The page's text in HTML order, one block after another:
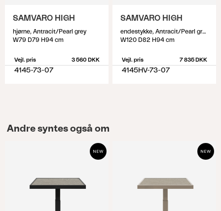
SAMVARO HIGH
hjørne, Antracit/Pearl grey
W79 D79 H94 cm
Vejl. pris 3 560 DKK
4145-73-07
SAMVARO HIGH
endestykke, Antracit/Pearl grey
W120 D82 H94 cm
Vejl. pris 7 835 DKK
4145HV-73-07
Andre syntes også om